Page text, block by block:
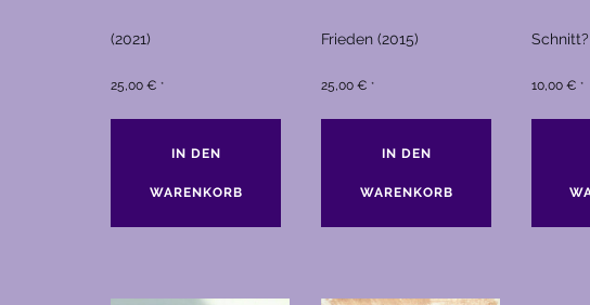
(2021)
25,00 € *
IN DEN
WARENKORB
Frieden (2015)
25,00 € *
IN DEN
WARENKORB
Schnitt?
10,00 € *